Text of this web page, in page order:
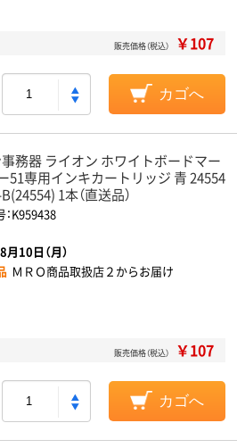
販売価格（税込） ￥107
カゴへ
務器 ライオン ホワイトボードマー
51専用インキカートリッジ 青 24554
1本（直送品）
K959438
8月10日（月）
ＭＲＯ商品取扱店２からお届け
販売価格（税込） ￥107
カゴへ